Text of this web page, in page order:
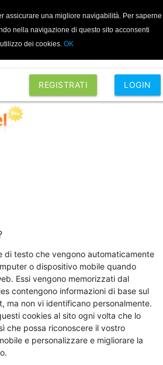
assicurare una migliore navigabilità. Per saperne
nella navigazione di questo sito acconsenti
dei cookies. OK
REGISTRATI LOGIN
di testo che vengono automaticamente
o dispositivo mobile quando
Essi vengono memorizzati dal
contengono informazioni di base sul
ma non vi identificano personalmente.
cookies al sito ogni volta che lo
che possa riconoscere il vostro
e personalizzare e migliorare la